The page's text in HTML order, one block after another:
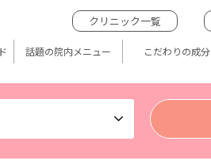
クリニック一覧
話題の院内メニュー こだわりの成分